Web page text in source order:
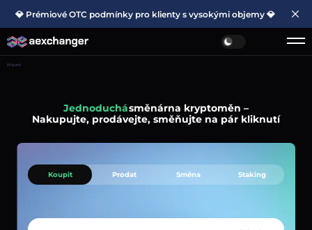
💎 Prémiové OTC podmínky pro klienty s vysokými objemy 💎
Hlavní
Jednoduchásměnárna kryptoměn –
Nakupujte, prodávejte, směňujte na pár kliknutí
Koupit Prodat Směna Staking